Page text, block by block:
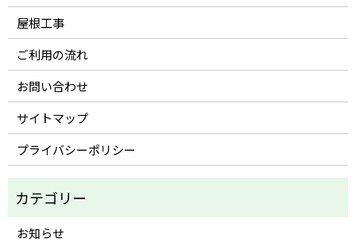
屋根工事
ご利用の流れ
お問い合わせ
サイトマップ
プライバシーポリシー
お知らせ